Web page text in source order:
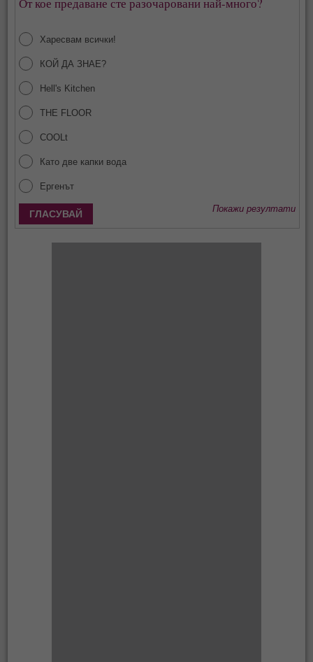
Харесвам всички!
КОЙ ДА ЗНАЕ?
Hell's Kitchen
THE FLOOR
COOLt
Като две капки вода
Ергенът
Покажи резултати